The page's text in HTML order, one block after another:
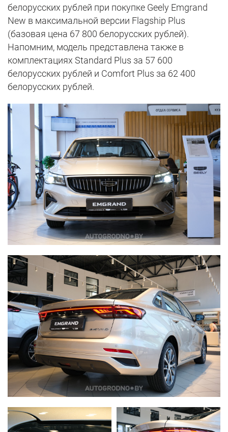
белорусских рублей при покупке Geely Emgrand
New в максимальной версии Flagship Plus
(базовая цена 67 800 белорусских рублей).
Напомним, модель представлена также в
комплектациях Standard Plus за 57 600
белорусских рублей и Comfort Plus за 62 400
белорусских рублей.